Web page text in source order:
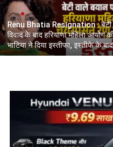
Renu Bhatia Resignation : बेटी
विवाद के बाद हरियाणा महिला आयोग
भाटिया ने दिया इस्तीफा, इस्तीफे के